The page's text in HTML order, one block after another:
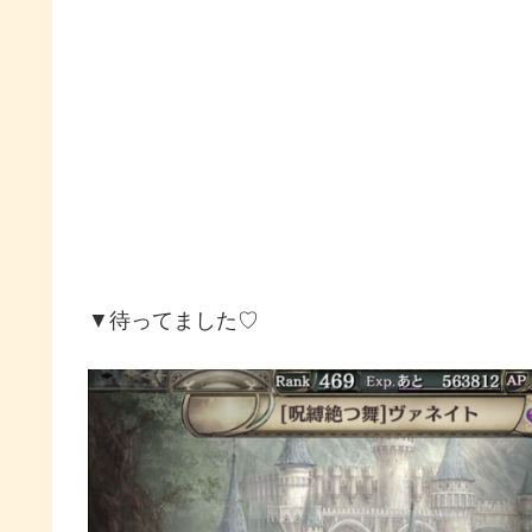
▼待ってました♡